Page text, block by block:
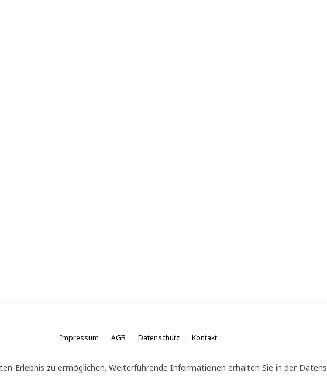
Impressum AGB Datenschutz Kontakt
Erlebnis zu ermöglichen. Weiterführende Informationen erhalten Sie in der